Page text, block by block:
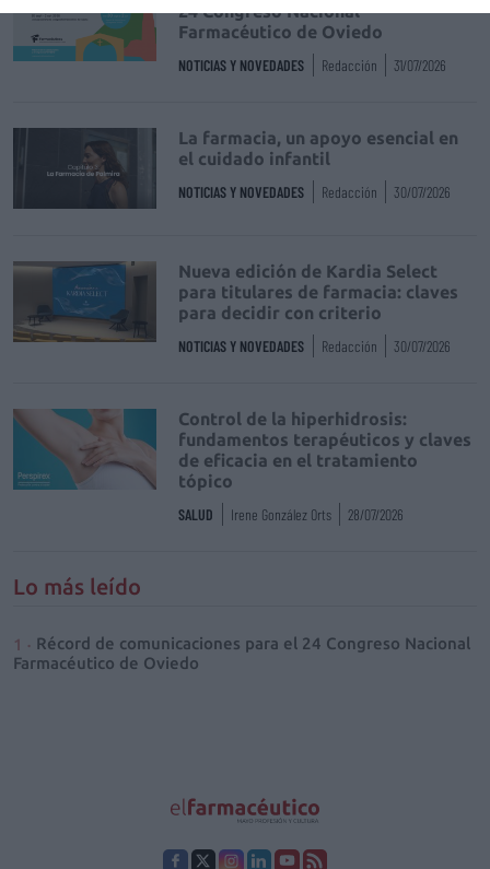
24 Congreso Nacional
Farmacéutico de Oviedo
NOTICIAS Y NOVEDADES Redacción 31/07/2026
La farmacia, un apoyo esencial en
el cuidado infantil
NOTICIAS Y NOVEDADES Redacción 30/07/2026
Nueva edición de Kardia Select
para titulares de farmacia: claves
para decidir con criterio
NOTICIAS Y NOVEDADES Redacción 30/07/2026
Control de la hiperhidrosis:
fundamentos terapéuticos y claves
de eficacia en el tratamiento
tópico
SALUD Irene González Orts 28/07/2026
Lo más leído
Récord de comunicaciones para el 24 Congreso Nacional
Farmacéutico de Oviedo